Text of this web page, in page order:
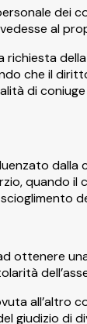
dei
al
richiesta
che il
di
dalla
quando il
ottenere
all’altro
giudizio di